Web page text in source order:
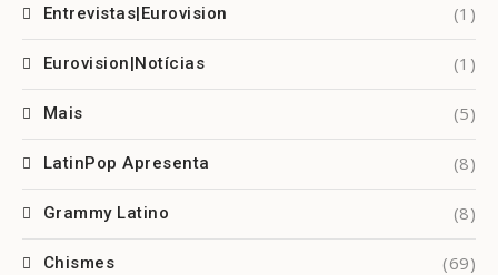
Entrevistas|Eurovision (1)
Eurovision|Notícias (1)
Mais (5)
LatinPop Apresenta (8)
Grammy Latino (8)
Chismes (69)